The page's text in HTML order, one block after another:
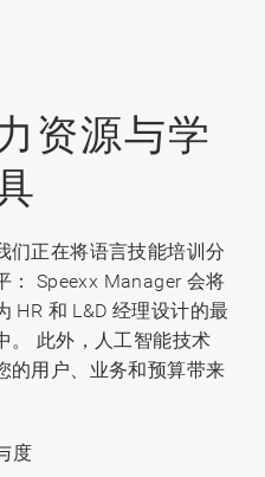
资源与学
们正在将语言技能培训分
： Speexx Manager 会将
HR 和 L&D 经理设计的最
。 此外，人工智能技术
的用户、业务和预算带来
度